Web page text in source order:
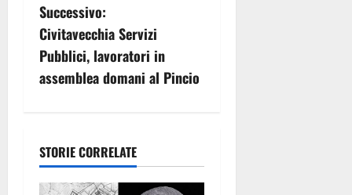
i
g
a
i
Successivo:
Civitavecchia Servizi
Pubblici, lavoratori in
assemblea domani al Pincio
STORIE CORRELATE